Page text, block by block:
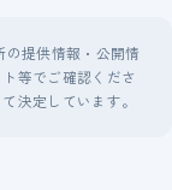
提供情報・公開情
等でご確認くださ
決定しています。